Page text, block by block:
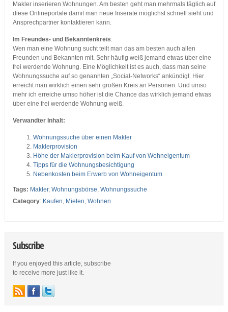
Makler inserieren Wohnungen. Am besten geht man mehrmals täglich auf
diese Onlineportale damit man neue Inserate möglichst schnell sieht und
Ansprechpartner kontaktieren kann.
Im Freundes- und Bekanntenkreis:
Wen man eine Wohnung sucht teilt man das am besten auch allen
Freunden und Bekannten mit. Sehr häufig weiß jemand etwas über eine
frei werdende Wohnung. Eine Möglichkeit ist es auch, dass man seine
Wohnungssuche auf so genannten „Social-Networks“ ankündigt. Hier
erreicht man wirklich einen sehr großen Kreis an Personen. Und umso
mehr ich erreiche umso höher ist die Chance das wirklich jemand etwas
über eine frei werdende Wohnung weiß.
Verwandter Inhalt:
Wohnungssuche über einen Makler
Maklerprovision
Höhe der Maklerprovision beim Kauf von Wohneigentum
Tipps für die Wohnungsbesichtigung
Nebenkosten beim Erwerb von Wohneigentum
Tags: Makler, Wohnungsbörse, Wohnungssuche
Category: Kaufen, Mieten, Wohnen
Subscribe
If you enjoyed this article, subscribe
to receive more just like it.